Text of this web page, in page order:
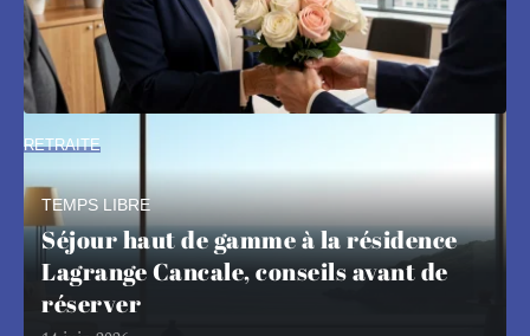
TEMPS LIBRE
Séjour haut de gamme à la résidence
Lagrange Cancale, conseils avant de
réserver
RETRAITE
Texte pour départ en retraite d’une
femme : idées élégantes et
respectueuses
Un texte de départ en retraite pour une femme ne se
résume
6 août 2026